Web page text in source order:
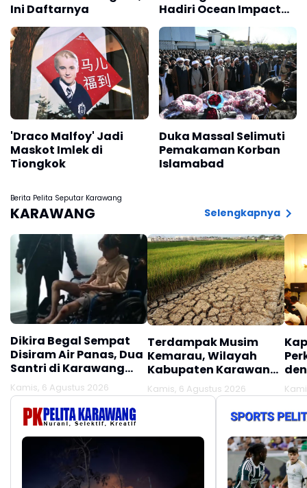
Ini Daftarnya
Hadiri Ocean Impact
Summit di Bali
'Draco Malfoy' Jadi
Maskot Imlek di
Tiongkok
Duka Massal Selimuti
Pemakaman Korban
Islamabad
Berita Pelita Seputar Karawang
KARAWANG Selengkapnya
Dikira Begal Sempat
Disiram Air Panas, Dua
Santri di Karawang
Terluka Akibat Aksi
Oknum Linmas
Kamis, 6 Agustus 2026
Terdampak Musim
Kemarau, Wilayah
Kabupaten Karawang
Kekeringan Makin
Meluas
Kamis, 6 Agustus 2026